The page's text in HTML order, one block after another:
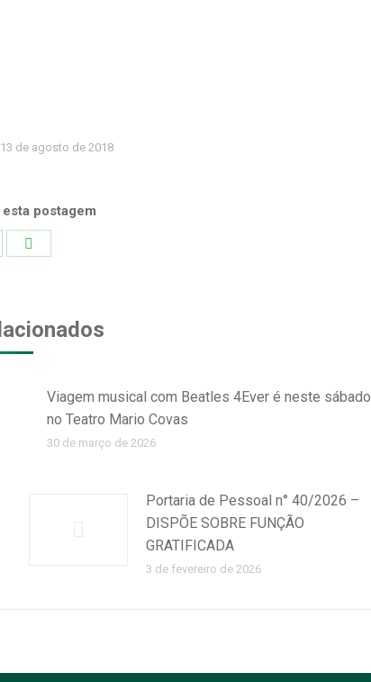
13 de agosto de 2018
postagem
Viagem musical com Beatles 4Ever é neste sábado
no Teatro Mario Covas
30 de março de 2026
Portaria de Pessoal n° 40/2026 –
DISPÕE SOBRE FUNÇÃO
GRATIFICADA
3 de fevereiro de 2026